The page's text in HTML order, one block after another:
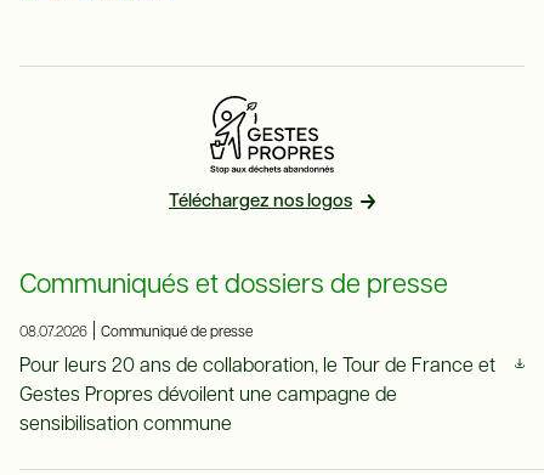
Téléchargez nos logos
Communiqués et dossiers de presse
08.07.2026 Communiqué de presse
Pour leurs 20 ans de collaboration, le Tour de France et
Gestes Propres dévoilent une campagne de
sensibilisation commune